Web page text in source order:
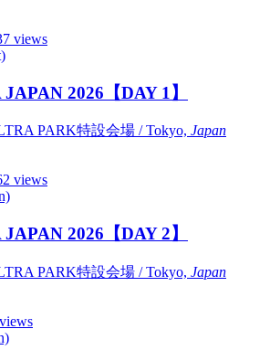
views
2026【DAY 1】
PARK特設会場 / Tokyo, Japan
views
2026【DAY 2】
PARK特設会場 / Tokyo, Japan